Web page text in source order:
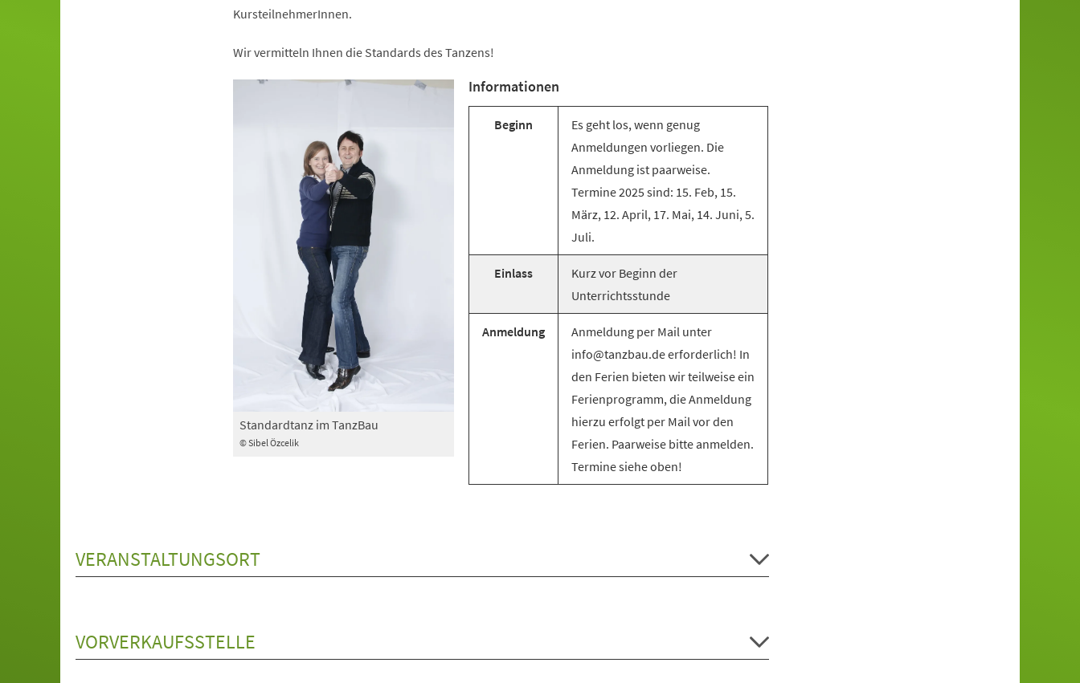
KursteilnehmerInnen.
Wir vermitteln Ihnen die Standards des Tanzens!
© Sibel Özcelik
Standardtanz im TanzBau
Informationen
Beginn
Es geht los, wenn genug
Anmeldungen vorliegen. Die
Anmeldung ist paarweise.
Termine 2025 sind: 15. Feb, 15.
März, 12. April, 17. Mai, 14. Juni, 5.
Juli.
Einlass
Kurz vor Beginn der
Unterrichtsstunde
Anmeldung
Anmeldung per Mail unter
info@tanzbau.de erforderlich! In
den Ferien bieten wir teilweise ein
Ferienprogramm, die Anmeldung
hierzu erfolgt per Mail vor den
Ferien. Paarweise bitte anmelden.
Termine siehe oben!
VERANSTALTUNGSORT
VORVERKAUFSSTELLE